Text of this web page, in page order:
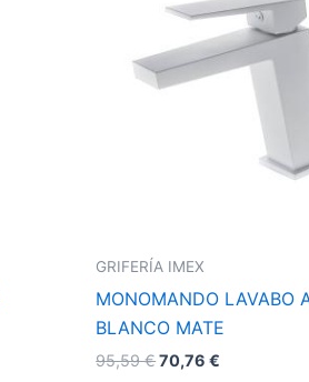
GRIFERÍA IMEX
MONOMANDO LAVABO
BLANCO MATE
95,59€
95,59 €.
70,76€
70,76 €.